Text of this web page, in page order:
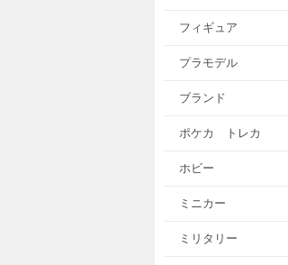
フィギュア
プラモデル
ブランド
ポケカ トレカ
ホビー
ミニカー
ミリタリー